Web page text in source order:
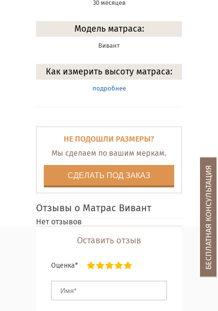
30 месяцев
Модель матраса:
Вивант
Как измерить высоту матраса:
подробнее
НЕ ПОДОШЛИ РАЗМЕРЫ?
Мы сделаем по вашим меркам.
СДЕЛАТЬ ПОД ЗАКАЗ
Отзывы о Матрас Вивант
Нет отзывов
Оставить отзыв
Оценка* БЕСПЛАТНАЯ КОНСУЛЬТАЦИЯ